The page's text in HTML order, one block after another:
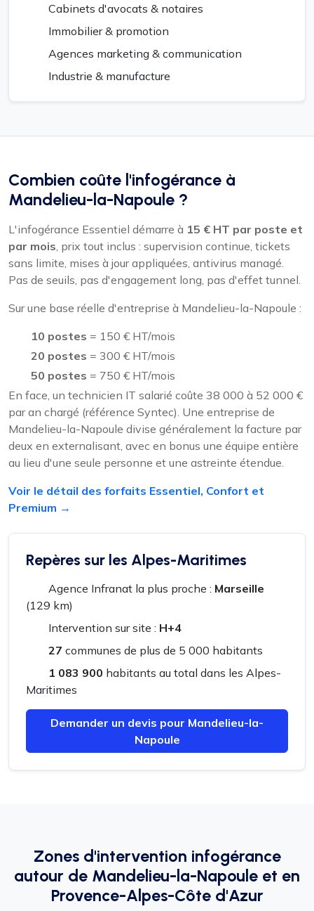
Cabinets d'avocats & notaires
Immobilier & promotion
Agences marketing & communication
Industrie & manufacture
Combien coûte l'infogérance à
Mandelieu-la-Napoule ?
L'infogérance Essentiel démarre à 15 € HT par poste et
par mois , prix tout inclus : supervision continue, tickets
sans limite, mises à jour appliquées, antivirus managé.
Pas de seuils, pas d'engagement long, pas d'effet tunnel.
Sur une base réelle d'entreprise à Mandelieu-la-Napoule :
10 postes = 150 € HT/mois
20 postes = 300 € HT/mois
50 postes = 750 € HT/mois
En face, un technicien IT salarié coûte 38 000 à 52 000 €
par an chargé (référence Syntec). Une entreprise de
Mandelieu-la-Napoule divise généralement la facture par
deux en externalisant, avec en bonus une équipe entière
au lieu d'une seule personne et une astreinte étendue.
Voir le détail des forfaits Essentiel, Confort et
Premium →
Repères sur les Alpes-Maritimes
Agence Infranat la plus proche : Marseille
(129 km)
Intervention sur site : H+4
27 communes de plus de 5 000 habitants
1 083 900 habitants au total dans les Alpes-
Maritimes
Demander un devis pour Mandelieu-la-
Napoule
Zones d'intervention infogérance
autour de Mandelieu-la-Napoule et en
Provence-Alpes-Côte d'Azur